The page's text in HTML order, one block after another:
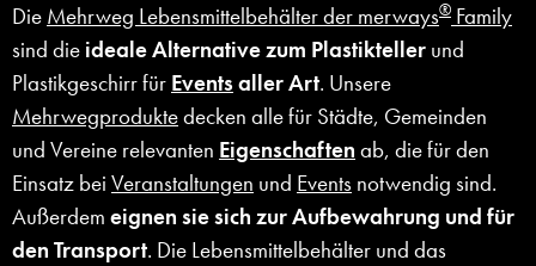
Die Mehrweg Lebensmittelbehälter der merways® Family
sind die ideale Alternative zum Plastikteller und
Plastikgeschirr für Events aller Art. Unsere
Mehrwegproduktedecken alle für Städte, Gemeinden
und Vereine relevanten Eigenschaften ab, die für den
Einsatz bei Veranstaltungen und Events notwendig sind.
Außerdem eignen sie sich zur Aufbewahrung und für
den Transport. Die Lebensmittelbehälter und das